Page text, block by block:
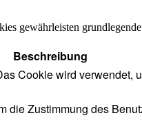
gewährleisten
Beschreibung
Cookie wird verwendet,
Zustimmung des